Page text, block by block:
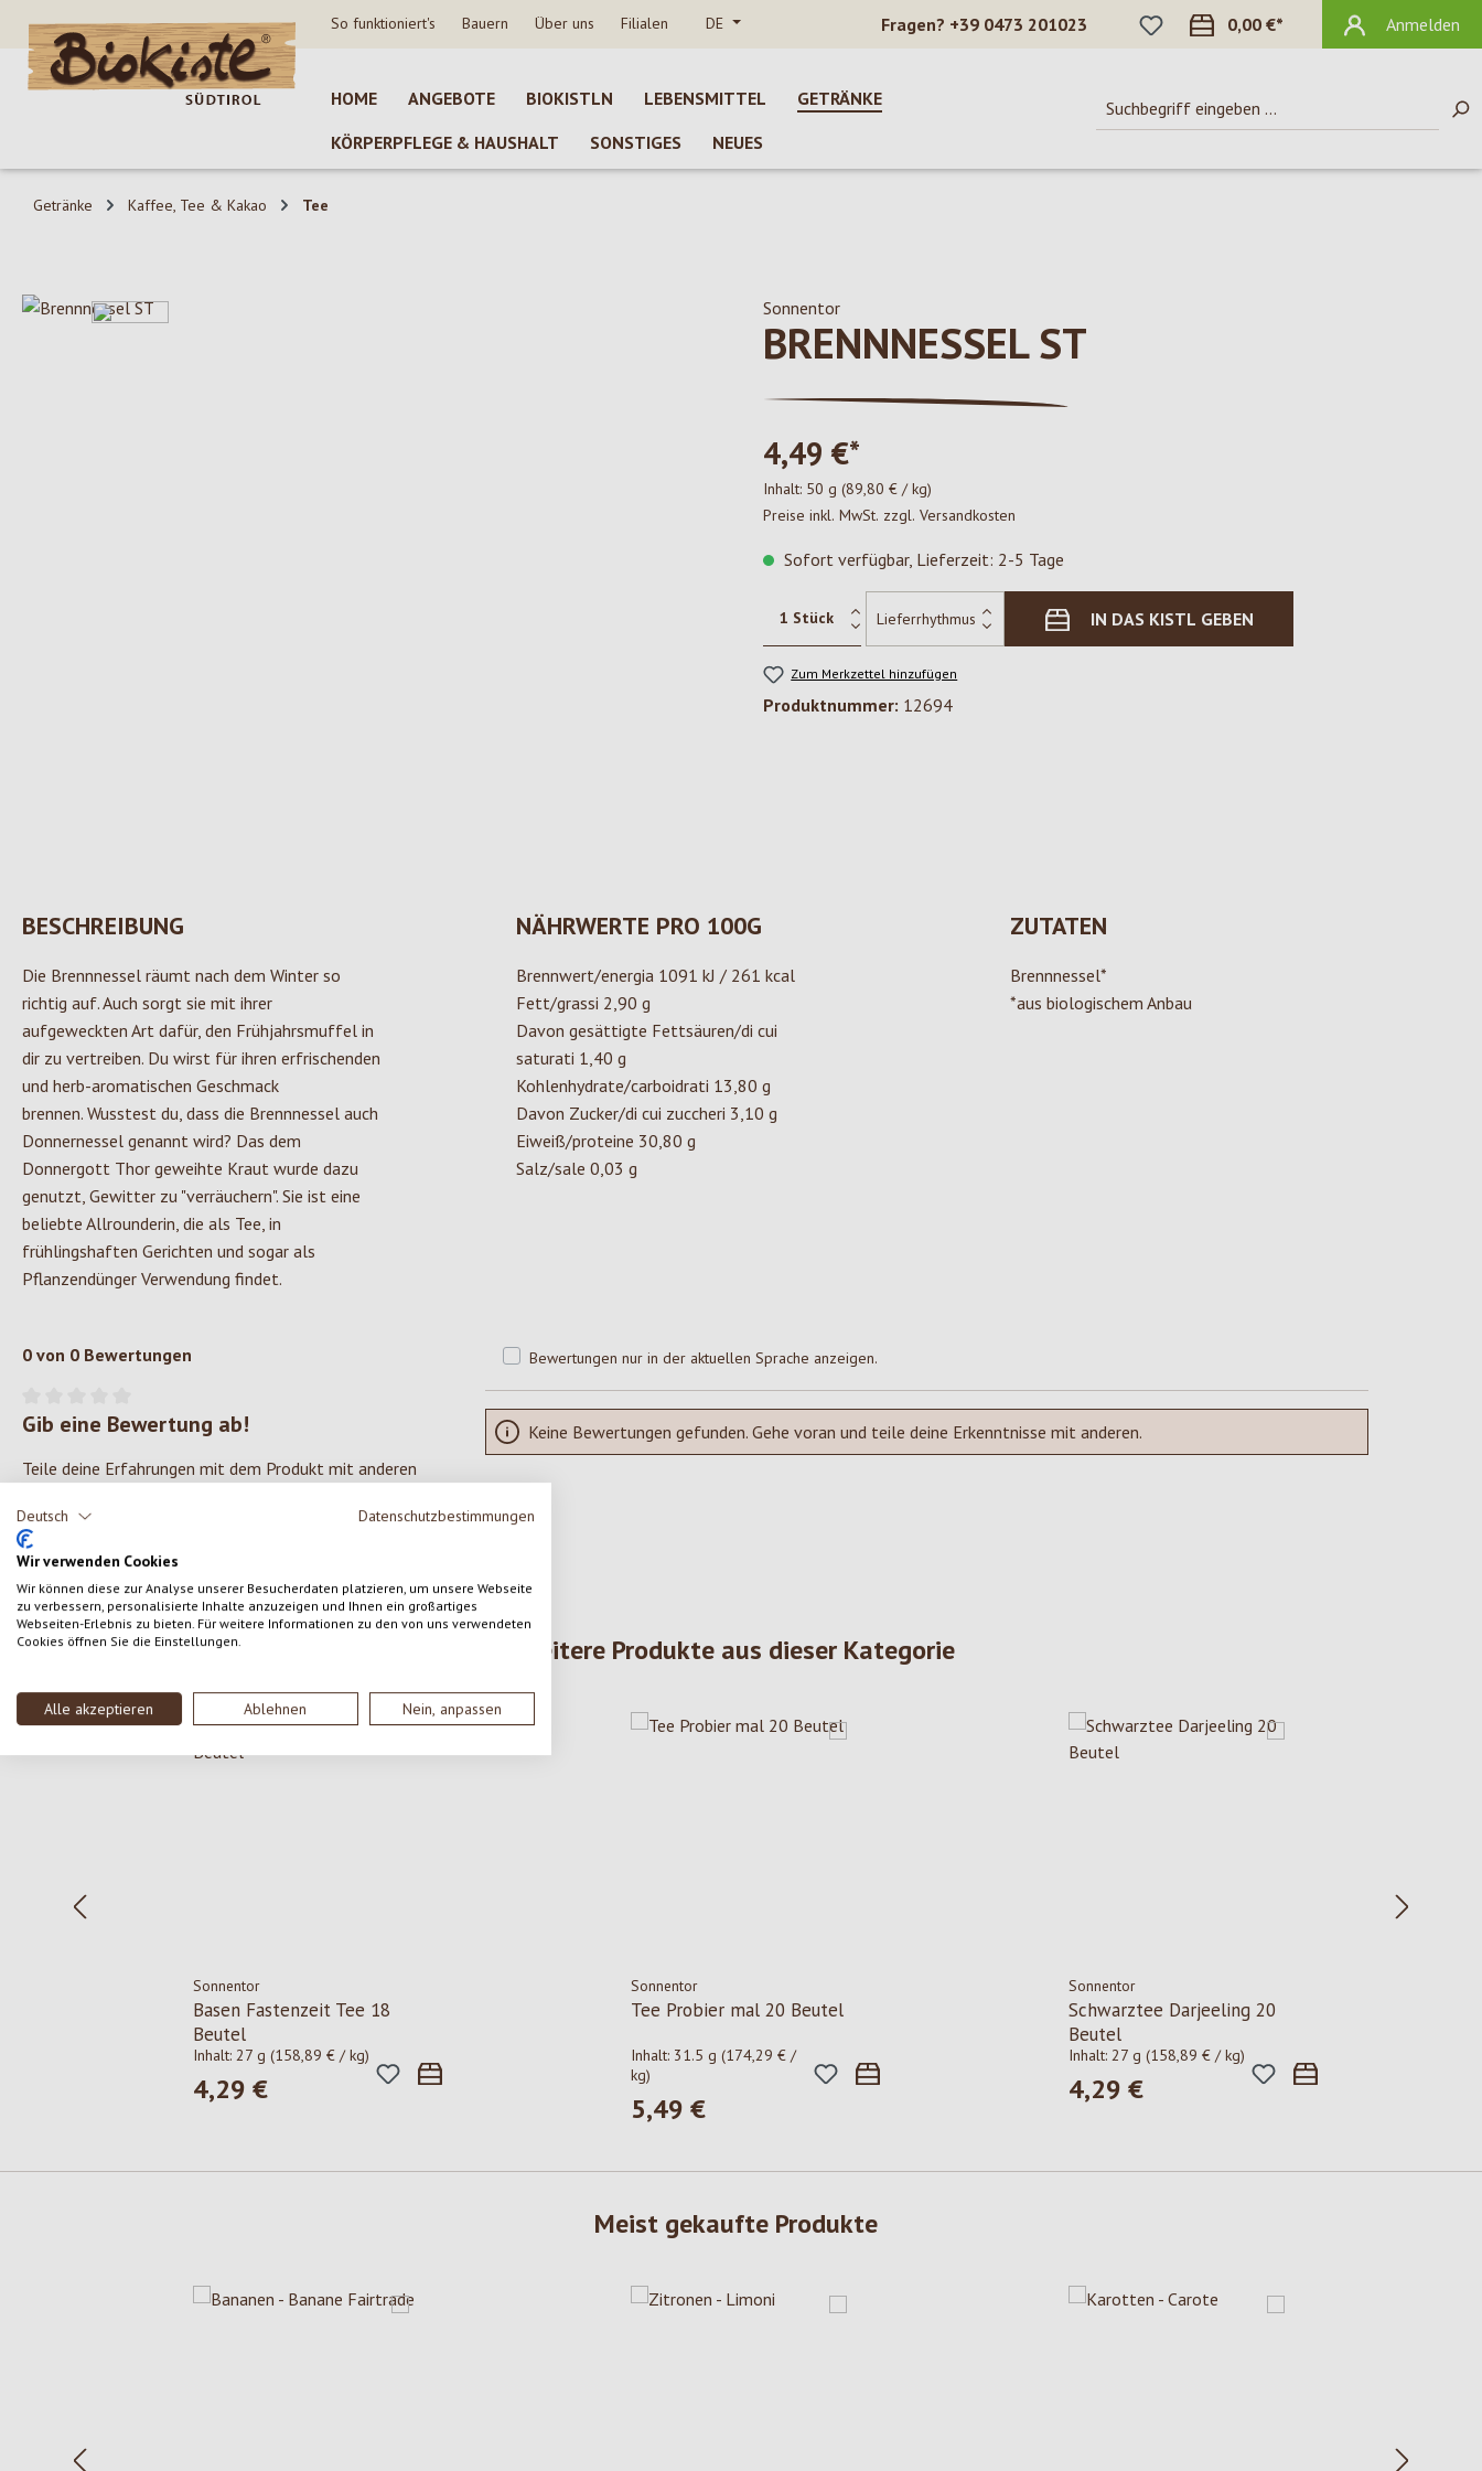
Deutsch Datenschutzbestimmungen
Wir verwenden Cookies
Wir können diese zur Analyse unserer Besucherdaten platzieren, um unsere Webseite
zu verbessern, personalisierte Inhalte anzuzeigen und Ihnen ein großartiges
Webseiten-Erlebnis zu bieten. Für weitere Informationen zu den von uns verwendeten
Cookies öffnen Sie die Einstellungen.
Alle akzeptieren Ablehnen Nein, anpassen
Hauptinhalt springen
Zur Suche springen
Zur Hauptnavigation springen So funktioniert's Bauern Über uns Filialen DE Fragen? +39 0473 201023
DU HAST 0 PRODUKTE AUF DEM
0,00 €* Anmelden
HOME ANGEBOTE BIOKISTLN LEBENSMITTEL
GETRÄNKE
KÖRPERPFLEGE & HAUSHALT
SONSTIGES NEUES
Getränke Kaffee, Tee & Kakao Tee
Bildergalerie überspringen Sonnentor
BRENNNESSEL ST
4,49 €*
Inhalt: 50 g (89,80 € / kg)
Preise inkl. MwSt. zzgl. Versandkosten
Sofort verfügbar, Lieferzeit: 2-5 Tage
IN DAS KISTL GEBEN
Zum Merkzettel hinzufügen
Produktnummer: 12694
BESCHREIBUNG
Die Brennnessel räumt nach dem Winter so
richtig auf. Auch sorgt sie mit ihrer
aufgeweckten Art dafür, den Frühjahrsmuffel in
dir zu vertreiben. Du wirst für ihren erfrischenden
und herb-aromatischen Geschmack
brennen. Wusstest du, dass die Brennnessel auch
Donnernessel genannt wird? Das dem
Donnergott Thor geweihte Kraut wurde dazu
genutzt, Gewitter zu "verräuchern". Sie ist eine
beliebte Allrounderin, die als Tee, in
frühlingshaften Gerichten und sogar als
Pflanzendünger Verwendung findet.
NÄHRWERTE PRO 100G
Brennwert/energia 1091 kJ / 261 kcal
Fett/grassi 2,90 g
Davon gesättigte Fettsäuren/di cui
saturati 1,40 g
Kohlenhydrate/carboidrati 13,80 g
Davon Zucker/di cui zuccheri 3,10 g
Eiweiß/proteine 30,80 g
Salz/sale 0,03 g
ZUTATEN
Brennnessel*
*aus biologischem Anbau
0 von 0 Bewertungen
Durchschnittliche Bewertung von 0 von 5 Sternen
Gib eine Bewertung ab!
Teile deine Erfahrungen mit dem Produkt mit anderen
SCHREIBE EINE BEWERTUNG
Bewertungen nur in der aktuellen Sprache anzeigen.
Keine Bewertungen gefunden. Gehe voran und teile deine Erkenntnisse mit anderen.
Weitere Produkte aus dieser Kategorie
Produktgalerie überspringen
Sonnentor
Basen Fastenzeit Tee 18
Beutel
Inhalt:27 g(158,89 € / kg)
Regulärer Preis:
4,29 €
Sonnentor
Tee Probier mal 20 Beutel
Inhalt: 31.5 g (174,29 € /
kg)
Regulärer Preis:
5,49 €
Sonnentor
Schwarztee Darjeeling 20
Beutel
Inhalt: 27 g (158,89 € / kg)
Regulärer Preis:
4,29 €
Meist gekaufte Produkte